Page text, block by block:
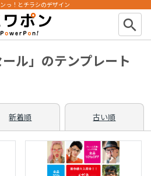
っ！とチラシのデザイン
search
ル」のテンプレート
新着順 古い順